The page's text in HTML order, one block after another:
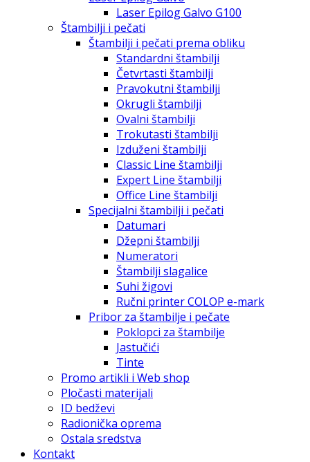
Laser Epilog Galvo G100
Štambilji i pečati
Štambilji i pečati prema obliku
Standardni štambilji
Četvrtasti štambilji
Pravokutni štambilji
Okrugli štambilji
Ovalni štambilji
Trokutasti štambilji
Izduženi štambilji
Classic Line štambilji
Expert Line štambilji
Office Line štambilji
Specijalni štambilji i pečati
Datumari
Džepni štambilji
Numeratori
Štambilji slagalice
Suhi žigovi
Ručni printer COLOP e-mark
Pribor za štambilje i pečate
Poklopci za štambilje
Jastučići
Tinte
Promo artikli i Web shop
Pločasti materijali
ID bedževi
Radionička oprema
Ostala sredstva
Kontakt